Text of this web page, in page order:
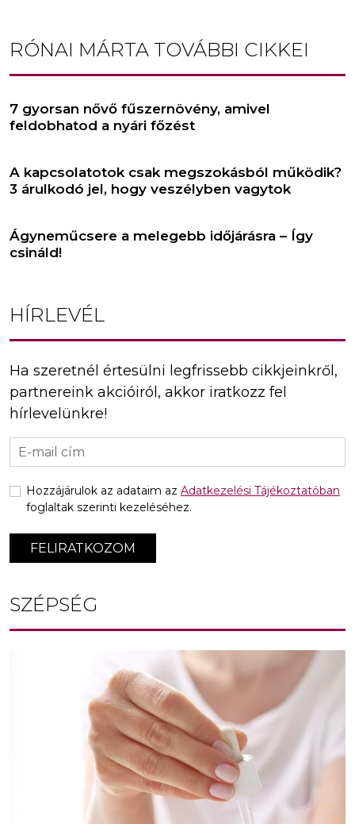
RÓNAI MÁRTA TOVÁBBI CIKKEI
7 gyorsan nővő fűszernövény, amivel
feldobhatod a nyári főzést
A kapcsolatotok csak megszokásból működik?
3 árulkodó jel, hogy veszélyben vagytok
Ágyneműcsere a melegebb időjárásra – Így
csináld!
HÍRLEVÉL
Ha szeretnél értesülni legfrissebb cikkjeinkről,
partnereink akcióiról, akkor iratkozz fel
hírlevelünkre!
FELIRATKOZOM
Hozzájárulok az adataim az Adatkezelési Tájékoztatóban
foglaltak szerinti kezeléséhez.
SZÉPSÉG